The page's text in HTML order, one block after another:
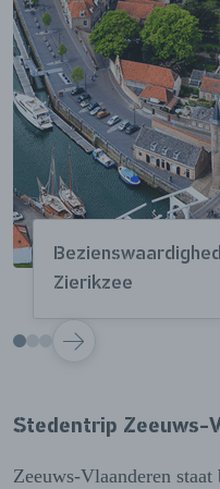
Zierikzee
VOLGENDE
Stedentrip Zeeuws-
Zeeuws-Vlaanderen staat